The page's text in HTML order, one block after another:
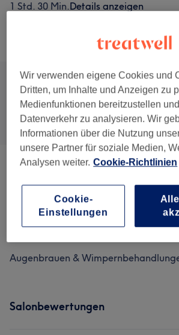
1 Std. 30 Min.Details anzeigen
Nägel
Maniküre & Pediküre (12)
Nagelmodellage (
Make-Up (5)
Augenbrauen &
Salonbewertungen
Wir verwenden eigene Cookies und
Dritten, um Inhalte und Anzeigen zu
Medienfunktionen bereitzustellen
Datenverkehr zu analysieren. Wir
Informationen über die Nutzung
unsere Partner für soziale Medien,
Analysen weiter. Cookie-Richtlinien
Cookie-
Einstellungen